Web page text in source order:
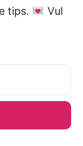
tips.
Vul